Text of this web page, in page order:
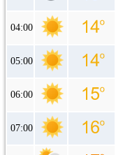
04:00
05:00
06:00
07:00